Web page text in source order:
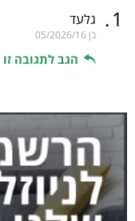
1
. גלעד
בן 05/2026/16
הגב לתגובה זו